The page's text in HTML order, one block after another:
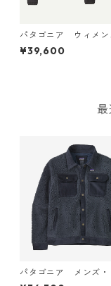
パタゴニア ウィメン
イトウェイト・リバー
ル・ダウン・セーター
¥39,600
パタゴニア メンズ・
X・トラッカー・ジ